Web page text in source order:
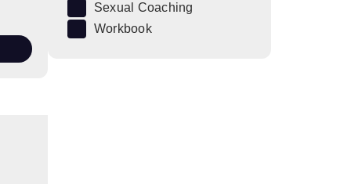
Sexual Coaching
Workbook